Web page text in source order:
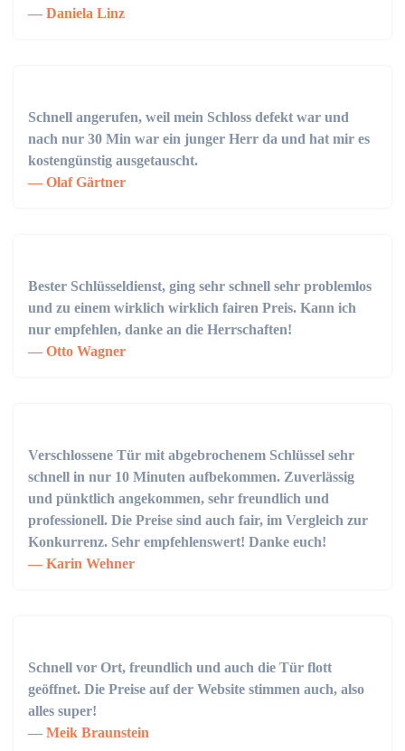
Daniela Linz
Schnell angerufen, weil mein Schloss defekt war und
nach nur 30 Min war ein junger Herr da und hat mir es
kostengünstig ausgetauscht.
Olaf Gärtner
Bester Schlüsseldienst, ging sehr schnell sehr problemlos
und zu einem wirklich wirklich fairen Preis. Kann ich
nur empfehlen, danke an die Herrschaften!
Otto Wagner
Verschlossene Tür mit abgebrochenem Schlüssel sehr
schnell in nur 10 Minuten aufbekommen. Zuverlässig
und pünktlich angekommen, sehr freundlich und
professionell. Die Preise sind auch fair, im Vergleich zur
Konkurrenz. Sehr empfehlenswert! Danke euch!
Karin Wehner
Schnell vor Ort, freundlich und auch die Tür flott
geöffnet. Die Preise auf der Website stimmen auch, also
alles super!
Meik Braunstein